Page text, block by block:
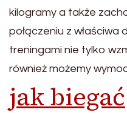
kilogramy a także
połączeniu z właściwa
treningami nie tylko
również możemy
jak biegać